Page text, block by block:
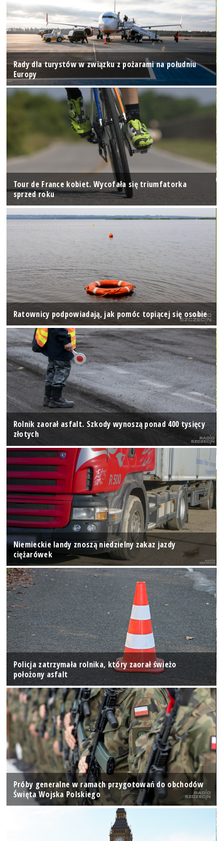
Rady dla turystów w związku z pożarami na południu
Europy
Tour de France kobiet. Wycofała się triumfatorka
sprzed roku
Ratownicy podpowiadają, jak pomóc topiącej się osobie
Rolnik zaorał asfalt. Szkody wynoszą ponad 400 tysięcy
złotych
Niemieckie landy znoszą niedzielny zakaz jazdy
ciężarówek
Policja zatrzymała rolnika, który zaorał świeżo
położony asfalt
Próby generalne w ramach przygotowań do obchodów
Święta Wojska Polskiego